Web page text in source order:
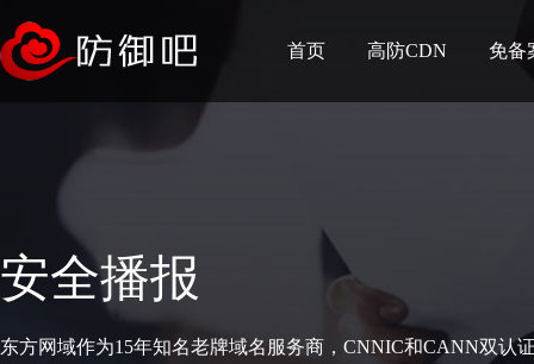
首页 高防CDN 免备
安全播报
东方网域作为15年知名老牌域名服务商，CNNIC和CANN双认